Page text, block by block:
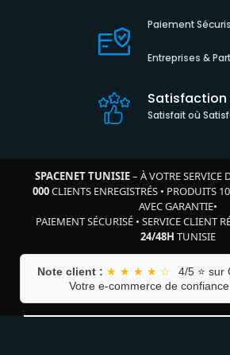
Paiement
Entreprises &
Satisfaction
Satisfait où
SPACENET TUNISIE– À VOTRE SERVICE
000CLIENTS ENREGISTRÉS• PRODUITS
AVEC GARANTIE•
PAIEMENT SÉCURISÉ • SERVICE CLIENT
24/48H TUNISIE
Note client : ★ ★ ★ ★ ☆
4/5 ⭐ sur
Votre e-commerce de